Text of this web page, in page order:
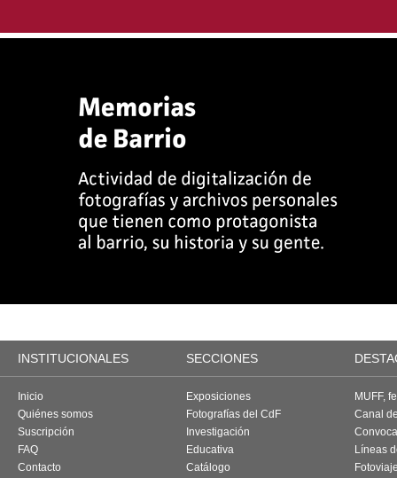
INSTITUCIONALES SECCIONES
Inicio
Quiénes somos
Suscripción
FAQ
Contacto
Exposiciones
Fotografías del CdF
Investigación
Educativa
Catálogo
MUFF,
Canal
Líneas